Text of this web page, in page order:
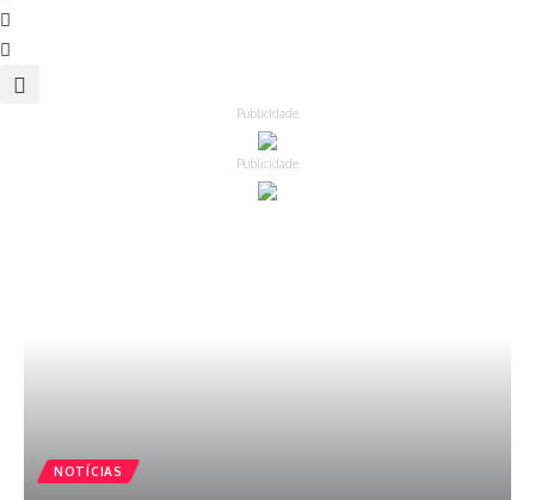
Publicidade
Publicidade
NOTÍCIAS